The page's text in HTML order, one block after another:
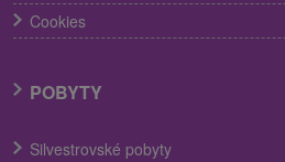
Cookies
POBYTY
Silvestrovské pobyty